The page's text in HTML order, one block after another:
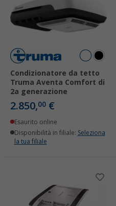
Condizionatore da tetto
Truma Aventa Comfort di
2a generazione
2.850,00 €
Esaurito online
Disponibilità in filiale: Seleziona
la tua filiale